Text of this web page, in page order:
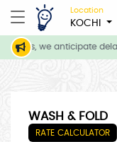
Location
KOCHI
we anticipate
WASH & FOLD
RATE CALCULATOR